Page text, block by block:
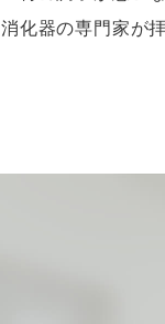
消化器の専門家が